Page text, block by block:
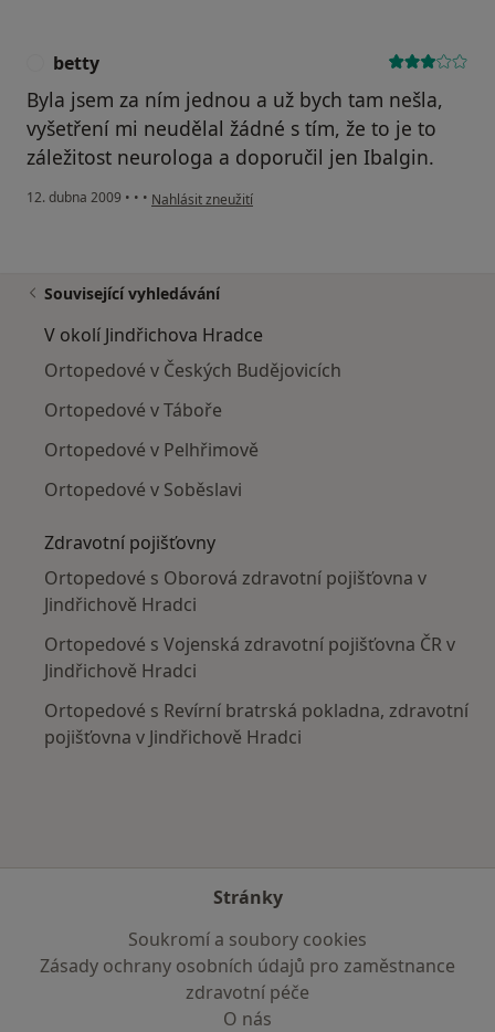
betty
Byla jsem za ním jednou a už bych tam nešla,
vyšetření mi neudělal žádné s tím, že to je to
záležitost neurologa a doporučil jen Ibalgin.
12. dubna 2009 • • • podle názoru uživatele betty
Nahlásit zneužití
Související vyhledávání
V okolí Jindřichova Hradce
Ortopedové v Českých Budějovicích
Ortopedové v Táboře
Ortopedové v Pelhřimově
Ortopedové v Soběslavi
Zdravotní pojišťovny
Ortopedové s Oborová zdravotní pojišťovna v
Jindřichově Hradci
Ortopedové s Vojenská zdravotní pojišťovna ČR v
Jindřichově Hradci
Ortopedové s Revírní bratrská pokladna, zdravotní
pojišťovna v Jindřichově Hradci
Stránky
Soukromí a soubory cookies
Zásady ochrany osobních údajů pro zaměstnance
zdravotní péče
O nás